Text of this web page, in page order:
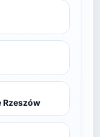
Rzeszów